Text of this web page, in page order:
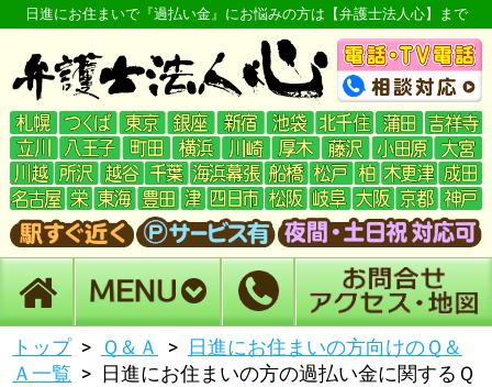
日進にお住まいで『過払い金』にお悩みの方は【弁護士法人心】まで
トップ Ｑ＆Ａ
日進にお住まいの方向けのＱ＆
Ａ一覧
日進にお住まいの方の過払い金に関するＱ